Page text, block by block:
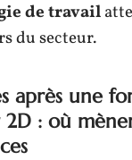
de travail
du secteur.
après une
: où